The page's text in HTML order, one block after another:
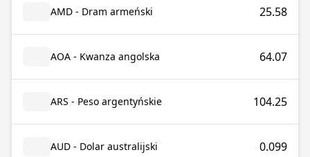
AMD - Dram armeński 25.58
AOA - Kwanza angolska 64.07
ARS - Peso argentyńskie 104.25
AUD - Dolar australijski 0.099